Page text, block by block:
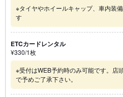
※タイヤやホイールキャップ、車内装
す
ETCカードレンタル
¥330/1枚
※受付はWEB予約時のみ可能です。店
で予めご了承下さい。